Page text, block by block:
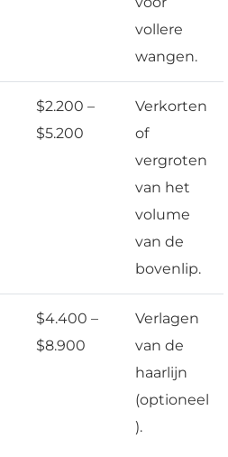
vollere
wangen.
$2.200 –
$5.200
Verkorten
of
vergroten
van het
volume
van de
bovenlip.
$4.400 –
$8.900
Verlagen
van de
haarlijn
(optioneel
).